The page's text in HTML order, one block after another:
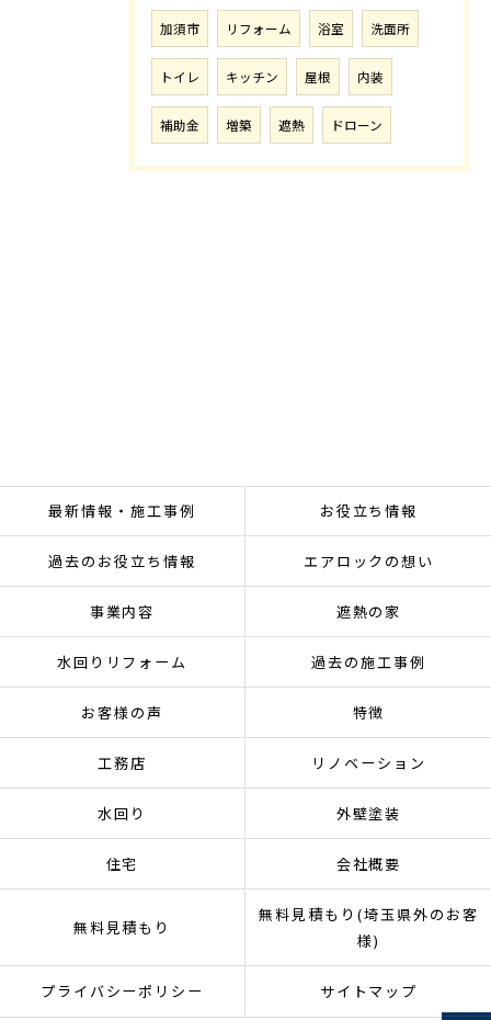
加須市 リフォーム 浴室 洗面所
トイレ キッチン 屋根 内装
補助金 増築 遮熱 ドローン
最新情報・施工事例 お役立ち情報
過去のお役立ち情報 エアロックの想い
事業内容 遮熱の家
水回りリフォーム 過去の施工事例
お客様の声 特徴
工務店 リノベーション
水回り 外壁塗装
住宅 会社概要
無料見積もり
無料見積もり(埼玉県外のお客
様)
プライバシーポリシー サイトマップ